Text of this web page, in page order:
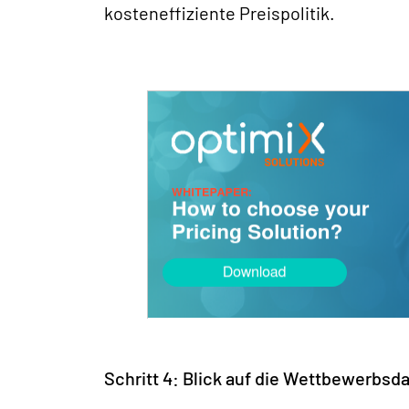
kosteneffiziente Preispolitik.
Schritt 4: Blick auf die